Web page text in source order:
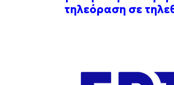
τηλεόραση σε